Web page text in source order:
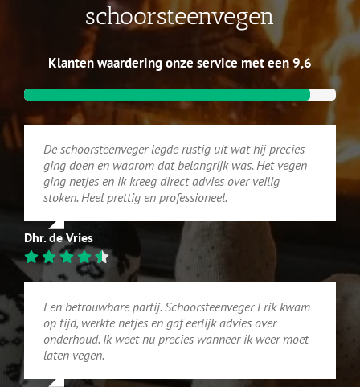
schoorsteenvegen
Klanten waardering onze service met een 9,6
De schoorsteenveger legde rustig uit wat hij precies
ging doen en waarom dat belangrijk was. Het vegen
ging netjes en ik kreeg direct advies over veilig
stoken. Heel prettig en professioneel.
Dhr. de Vries
Een betrouwbare partij. Schoorsteenveger Erik kwam
op tijd, werkte netjes en gaf eerlijk advies over
onderhoud. Ik weet nu precies wanneer ik weer moet
laten vegen.